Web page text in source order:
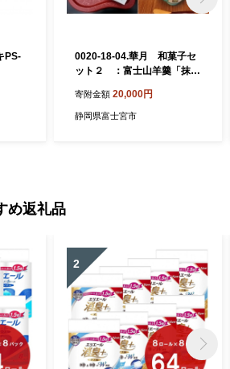
PS-
0020-18-04.華月 和菓子セ
ット２ ：富士山羊羹「抹
寄附金額 20,000円
静岡県富士宮市
め返礼品
2